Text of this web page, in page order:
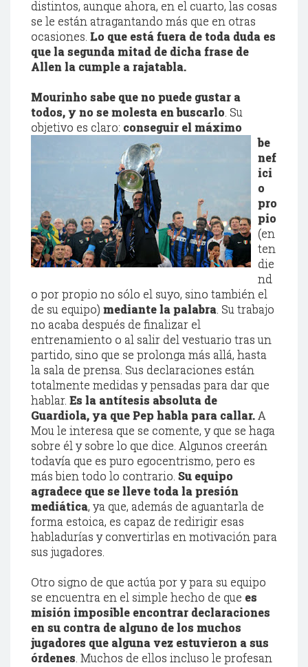
distintos, aunque ahora, en el cuarto, las cosas
se le están atragantando más que en otras
ocasiones. Lo que está fuera de toda duda es
que la segunda mitad de dicha frase de
Allen la cumple a rajatabla.
Mourinho sabe que no puede gustar a
todos, y no se molesta en buscarlo. Su
objetivo es claro: conseguir el máximo
be
nef
ici
o
pro
pio
(en
ten
die
nd
o por propio no sólo el suyo, sino también el
de su equipo) mediante la palabra. Su trabajo
no acaba después de finalizar el
entrenamiento o al salir del vestuario tras un
partido, sino que se prolonga más allá, hasta
la sala de prensa. Sus declaraciones están
totalmente medidas y pensadas para dar que
hablar. Es la antítesis absoluta de
Guardiola, ya que Pep habla para callar.A
Mou le interesa que se comente, y que se haga
sobre él y sobre lo que dice. Algunos creerán
todavía que es puro egocentrismo, pero es
más bien todo lo contrario. Su equipo
agradece que se lleve toda la presión
mediática, ya que, además de aguantarla de
forma estoica, es capaz de redirigir esas
habladurías y convertirlas en motivación para
sus jugadores.
Otro signo de que actúa por y para su equipo
se encuentra en el simple hecho de que es
misión imposible encontrar declaraciones
en su contra de alguno de los muchos
jugadores que alguna vez estuvieron a sus
órdenes. Muchos de ellos incluso le profesan